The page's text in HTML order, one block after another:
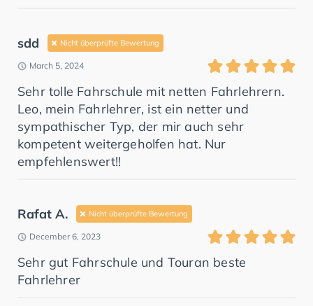
sdd Nicht überprüfte Bewertung
March 5, 2024
Sehr tolle Fahrschule mit netten Fahrlehrern.
Leo, mein Fahrlehrer, ist ein netter und
sympathischer Typ, der mir auch sehr
kompetent weitergeholfen hat. Nur
empfehlenswert!!
Rafat A. Nicht überprüfte Bewertung
December 6, 2023
Sehr gut Fahrschule und Touran beste
Fahrlehrer